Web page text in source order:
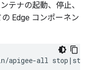
テナの起動、停止、
Edge コンポーネン
apigee-all